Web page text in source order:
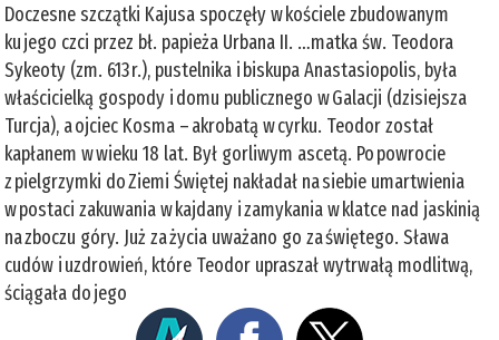
Doczesne szczątki Kajusa spoczęły w kościele zbudowanym
ku jego czci przez bł. papieża Urbana II. …matka św. Teodora
Sykeoty (zm. 613 r.), pustelnika i biskupa Anastasiopolis, była
właścicielką gospody i domu publicznego w Galacji (dzisiejsza
Turcja), a ojciec Kosma – akrobatą w cyrku. Teodor został
kapłanem w wieku 18 lat. Był gorliwym ascetą. Po powrocie
z pielgrzymki do Ziemi Świętej nakładał na siebie umartwienia
w postaci zakuwania w kajdany i zamykania w klatce nad jaskinią
na zboczu góry. Już za życia uważano go za świętego. Sława
cudów i uzdrowień, które Teodor upraszał wytrwałą modlitwą,
ściągała do jego